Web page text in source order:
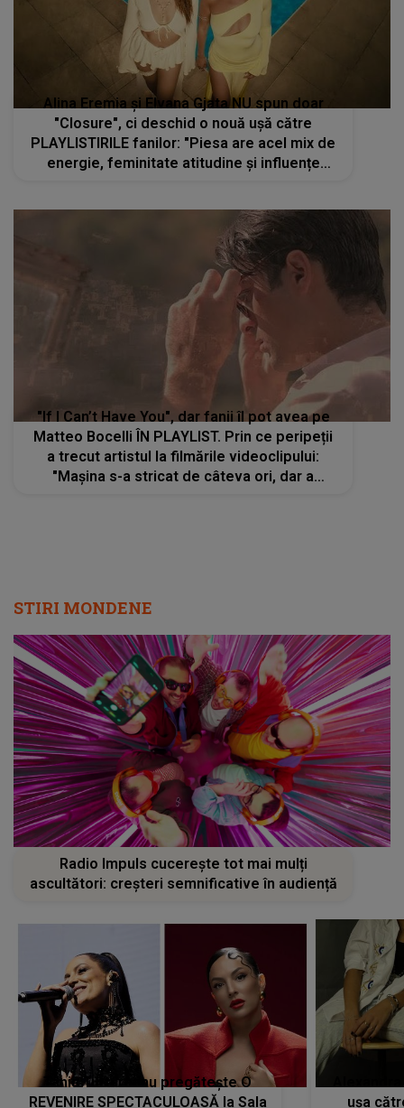
Alina Eremia și Elvana Gjata NU spun doar
"Closure", ci deschid o nouă ușă către
PLAYLISTIRILE fanilor: "Piesa are acel mix de
energie, feminitate atitudine și influențe
"If I Can’t Have You", dar fanii îl pot avea pe
Matteo Bocelli ÎN PLAYLIST. Prin ce peripeții
a trecut artistul la filmările videoclipului:
"Mașina s-a stricat de câteva ori, dar a
STIRI MONDENE
Radio Impuls cucerește tot mai mulți
ascultători: creșteri semnificative în audiență
Tania Turtureanu pregătește O
REVENIRE SPECTACULOASĂ la Sala
ușa